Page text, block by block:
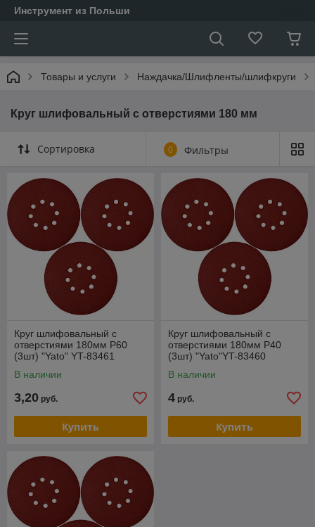
Инструмент из Польши
Товары и услуги Наждачка/Шлифленты/шлифкруги
Круг шлифовальный с отверстиями 180 мм
Сортировка 0 Фильтры
Круг шлифовальный с
отверстиями 180мм Р60
(3шт) "Yato" YT-83461
В наличии
3,20 руб.
Купить
Круг шлифовальный с
отверстиями 180мм Р40
(3шт) "Yato"YT-83460
В наличии
4 руб.
Купить